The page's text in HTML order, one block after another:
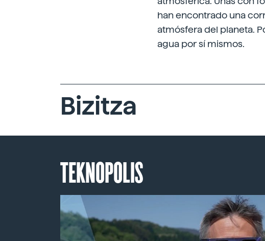
han encontrado una
atmósfera del planeta.
agua por sí mismos.
Bizitza
TEKNOPOLIS